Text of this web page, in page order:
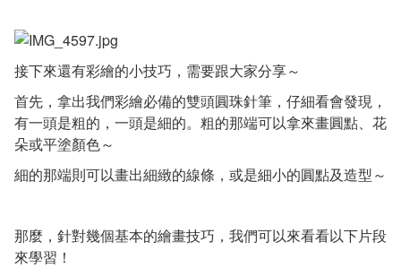
接下來還有彩繪的小技巧，需要跟大家分享～
首先，拿出我們彩繪必備的雙頭圓珠針筆，仔細看會發現，
有一頭是粗的，一頭是細的。粗的那端可以拿來畫圓點、花
朵或平塗顏色～
細的那端則可以畫出細緻的線條，或是細小的圓點及造型～
那麼，針對幾個基本的繪畫技巧，我們可以來看看以下片段
來學習！